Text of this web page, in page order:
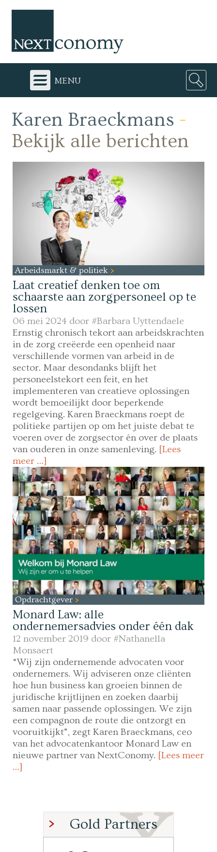
menu
Karen Braeckmans -
Bekijk alle berichten
Arbeidsmarkt & politiek
Laat creatief denken toe om
schaarste aan zorgpersoneel op te
lossen
06 mei 2024 door #Barbara Uyttendaele
Ernstig chronisch tekort aan arbeidskrachten
in de zorg creëerde een openheid naar
verschillende vormen van arbeid in de
sector. Maar desondanks blijft het
personeelstekort een feit, en het
implementeren van creatieve oplossingen
wordt bemoeilijkt door beperkende
regelgeving. Karen Braeckmans roept de
politieke partijen op om het juiste debat te
voeren over de zorgsector én over de plaats
van ouderen in onze samenleving. [Lees
meer …]
Opdrachtgever
Monard Law: alle
ondernemersadvies onder één dak
12 november 2019 door #Nathanella
Monsaert
“Wij zijn ondernemende advocaten voor
ondernemers. Wij adviseren onze cliënten
hoe hun business kan groeien binnen de
juridische krijtlijnen en zoeken daarbij
samen naar passende oplossingen. We zijn
een compagnon de route die ontzorgt en
vooruitkijkt”, zegt Karen Braeckmans, ceo
van het advocatenkantoor Monard Law en
nieuwe partner van NextConomy. [Lees meer
…]
Gold Partners